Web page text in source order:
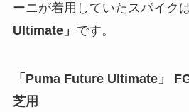
ーニが着用していたスパイク
Ultimate」 です。
「Puma Future Ultimate」
芝用